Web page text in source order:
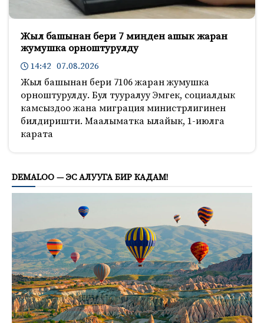
Жыл башынан бери 7 миңден ашык жаран
жумушка орноштурулду
14:42 07.08.2026
Жыл башынан бери 7106 жаран жумушка
орноштурулду. Бул тууралуу Эмгек, социалдык
камсыздоо жана миграция министрлигинен
билдиришти. Маалыматка ылайык, 1-июлга
карата
DEMALOO — ЭС АЛУУГА БИР КАДАМ!